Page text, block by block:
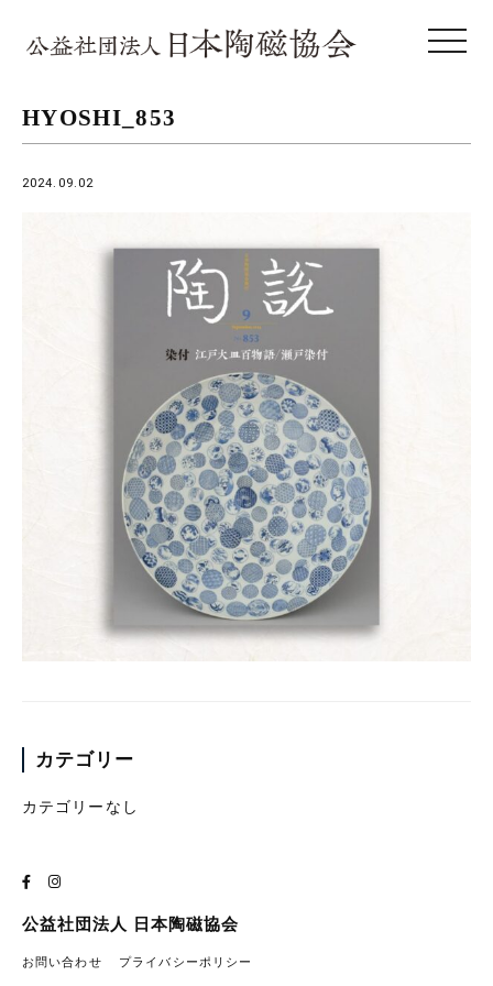
toggle
HYOSHI_853
2024.09.02
カテゴリー
カテゴリーなし
公益社団法人 日本陶磁協会
お問い合わせ プライバシーポリシー